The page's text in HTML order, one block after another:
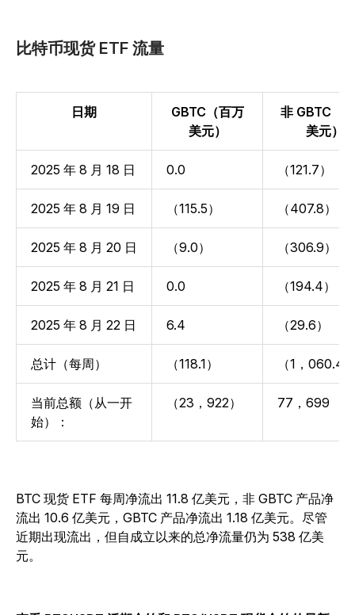
比特币现货 ETF 流量
日期
GBTC（百万
美元）
非 GBTC（
美元）
2025 年 8 月 18 日 0.0 （121.7）
2025 年 8 月 19 日 （115.5） （407.8）
2025 年 8 月 20 日 （9.0） （306.9）
2025 年 8 月 21 日 0.0 （194.4）
2025 年 8 月 22 日 6.4 （29.6）
总计（每周） （118.1） （1，060.4
当前总额（从一开
始）：
（23，922） 77，699
BTC 现货 ETF 每周净流出 11.8 亿美元，非 GBTC 产品净
流出 10.6 亿美元，GBTC 产品净流出 1.18 亿美元。尽管
近期出现流出，但自成立以来的总净流量仍为 538 亿美
元。